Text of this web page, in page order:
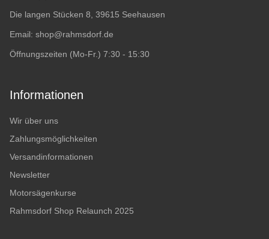
Die langen Stücken 8, 39615 Seehausen
Email: shop@rahmsdorf.de
Öffnungszeiten (Mo-Fr.) 7:30 - 15:30
Informationen
Wir über uns
Zahlungsmöglichkeiten
Versandinformationen
Newsletter
Motorsägenkurse
Rahmsdorf Shop Relaunch 2025